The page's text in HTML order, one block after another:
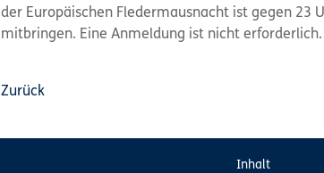
der Europäischen Fledermausnacht ist gegen 23
mitbringen. Eine Anmeldung ist nicht erforderlich.
Zurück
Inhalt